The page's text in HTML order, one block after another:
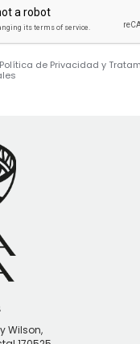
de Privacidad y
Wilson,